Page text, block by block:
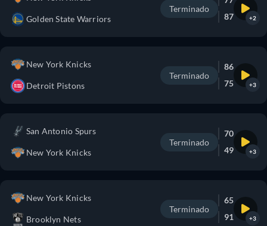
Golden State Warriors
Terminado
87
+2
New York Knicks
Detroit Pistons
Terminado
86
75
+3
San Antonio Spurs
New York Knicks
Terminado
70
49
+3
New York Knicks
Brooklyn Nets
Terminado
65
91
+3